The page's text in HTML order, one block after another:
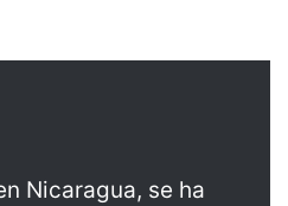
Nicaragua, se ha